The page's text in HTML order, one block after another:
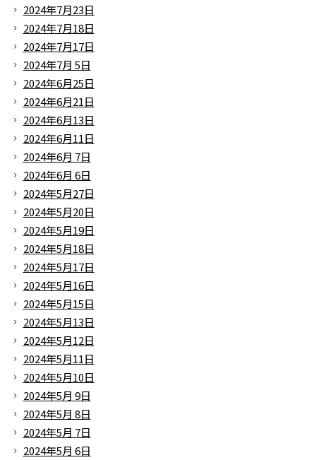
2024年7月23日
2024年7月18日
2024年7月17日
2024年7月 5日
2024年6月25日
2024年6月21日
2024年6月13日
2024年6月11日
2024年6月 7日
2024年6月 6日
2024年5月27日
2024年5月20日
2024年5月19日
2024年5月18日
2024年5月17日
2024年5月16日
2024年5月15日
2024年5月13日
2024年5月12日
2024年5月11日
2024年5月10日
2024年5月 9日
2024年5月 8日
2024年5月 7日
2024年5月 6日